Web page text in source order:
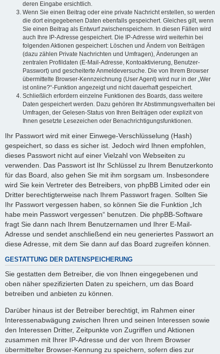
deren Eingabe ersichtlich.
Wenn Sie einen Beitrag oder eine private Nachricht erstellen, so werden
die dort eingegebenen Daten ebenfalls gespeichert. Gleiches gilt, wenn
Sie einen Beitrag als Entwurf zwischenspeichern. In diesen Fällen wird
auch Ihre IP-Adresse gespeichert. Die IP-Adresse wird weiterhin bei
folgenden Aktionen gespeichert: Löschen und Ändern von Beiträgen
(dazu zählen Private Nachrichten und Umfragen), Änderungen an
zentralen Profildaten (E-Mail-Adresse, Kontoaktivierung, Benutzer-
Passwort) und gescheiterte Anmeldeversuche. Die von Ihrem Browser
übermittelte Browser-Kennzeichnung (User Agent) wird nur in der „Wer
ist online?“-Funktion angezeigt und nicht dauerhaft gespeichert.
Schließlich erfordern einzelne Funktionen des Boards, dass weitere
Daten gespeichert werden. Dazu gehören Ihr Abstimmungsverhalten bei
Umfragen, der Gelesen-Status von Ihren Beiträgen oder explizit von
Ihnen gesetzte Lesezeichen oder Benachrichtigungsfunktionen.
Ihr Passwort wird mit einer Einwege-Verschlüsselung (Hash)
gespeichert, so dass es sicher ist. Jedoch wird Ihnen empfohlen,
dieses Passwort nicht auf einer Vielzahl von Webseiten zu
verwenden. Das Passwort ist Ihr Schlüssel zu Ihrem Benutzerkonto
für das Board, also gehen Sie mit ihm sorgsam um. Insbesondere
wird Sie kein Vertreter des Betreibers, von phpBB Limited oder ein
Dritter berechtigterweise nach Ihrem Passwort fragen. Sollten Sie
Ihr Passwort vergessen haben, so können Sie die Funktion „Ich
habe mein Passwort vergessen“ benutzen. Die phpBB-Software
fragt Sie dann nach Ihrem Benutzernamen und Ihrer E-Mail-
Adresse und sendet anschließend ein neu generiertes Passwort an
diese Adresse, mit dem Sie dann auf das Board zugreifen können.
GESTATTUNG DER DATENSPEICHERUNG
Sie gestatten dem Betreiber, die von Ihnen eingegebenen und
oben näher spezifizierten Daten zu speichern, um das Board
betreiben und anbieten zu können.
Darüber hinaus ist der Betreiber berechtigt, im Rahmen einer
Interessenabwägung zwischen Ihren und seinen Interessen sowie
den Interessen Dritter, Zeitpunkte von Zugriffen und Aktionen
zusammen mit Ihrer IP-Adresse und der von Ihrem Browser
übermittelter Browser-Kennung zu speichern, sofern dies zur